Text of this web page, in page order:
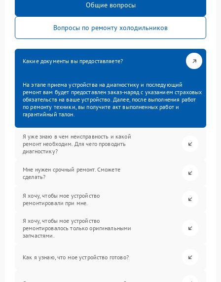
Общие вопросы
Вопросы по ремонту холодильников
Какие документы вы предоставляете?
На этапе приема устройства на диагностику и последующий
ремонт вам будет предоставлен заказ-наряд с указанием страховых
обязательств на ваше устройство. Далее, после выполнения работ
по ремонту техники, вы получите акт выполненных работ и
гарантийный талон.
Я уже знаю в чем неисправность и какой
ремонт необходим. Для чего проводить
диагностику?
Мне нужен срочный ремонт. Сможете
сделать?
Я хочу, чтобы мое устройство
ремонтировали при мне.
Я хочу, чтобы мое устройство
ремонтировалось только оригинальными
запчастями.
Как я узнаю, что мое устройство готово?